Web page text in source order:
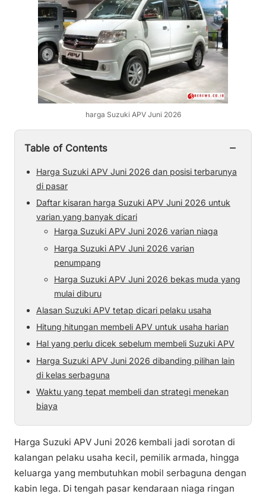
harga Suzuki APV Juni 2026
Table of Contents −
Harga Suzuki APV Juni 2026 dan posisi terbarunya
di pasar
Daftar kisaran harga Suzuki APV Juni 2026 untuk
varian yang banyak dicari
Harga Suzuki APV Juni 2026 varian niaga
Harga Suzuki APV Juni 2026 varian
penumpang
Harga Suzuki APV Juni 2026 bekas muda yang
mulai diburu
Alasan Suzuki APV tetap dicari pelaku usaha
Hitung hitungan membeli APV untuk usaha harian
Hal yang perlu dicek sebelum membeli Suzuki APV
Harga Suzuki APV Juni 2026 dibanding pilihan lain
di kelas serbaguna
Waktu yang tepat membeli dan strategi menekan
biaya
Harga Suzuki APV Juni 2026 kembali jadi sorotan di
kalangan pelaku usaha kecil, pemilik armada, hingga
keluarga yang membutuhkan mobil serbaguna dengan
kabin lega. Di tengah pasar kendaraan niaga ringan